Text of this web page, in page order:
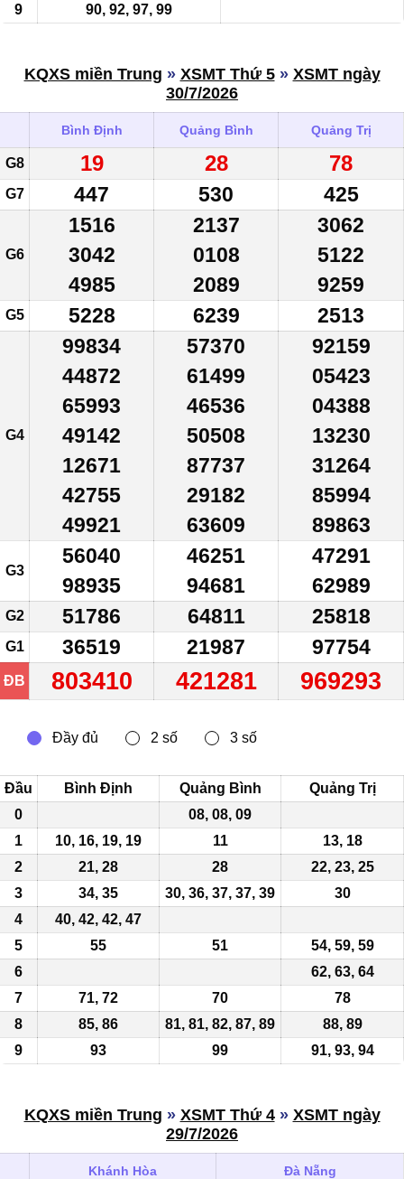
9 90, 92, 97, 99
KQXS miền Trung » XSMT Thứ 5» XSMT ngày
30/7/2026
Bình Định Quảng Bình Quảng Trị
G8 19 28 78
G7 447 530 425
G6
1516
3042
4985
2137
0108
2089
3062
5122
9259
G5 5228 6239 2513
G4
99834
44872
65993
49142
12671
42755
49921
57370
61499
46536
50508
87737
29182
63609
92159
05423
04388
13230
31264
85994
89863
G3
56040
98935
46251
94681
47291
62989
G2 51786 64811 25818
G1 36519 21987 97754
ĐB 803410 421281 969293
Đầu Bình Định Quảng Bình
Quảng Trị
0
08, 08, 09
1
10, 16, 19, 19 11
13, 18
2
21, 28 28
22, 23, 25
3
34, 35 30, 36, 37, 37, 39
30
4
40, 42, 42, 47
5
55 51
54, 59, 59
6
62, 63, 64
7
71, 72 70
78
8
85, 86 81, 81, 82, 87, 89
88, 89
9
93 99 91, 93, 94
KQXS miền Trung » XSMT Thứ 4» XSMT ngày
29/7/2026
Khánh Hòa Đà Nẵng